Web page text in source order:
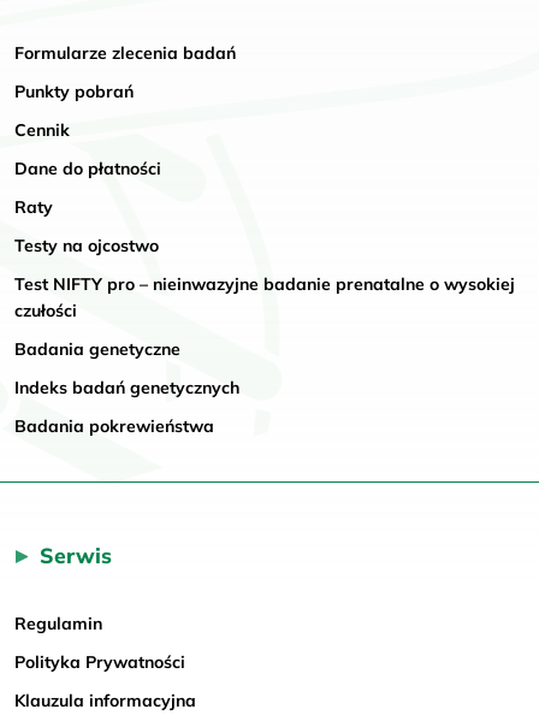
Formularze zlecenia badań
Punkty pobrań
Cennik
Dane do płatności
Raty
Testy na ojcostwo
Test NIFTY pro – nieinwazyjne badanie prenatalne o wysokiej
czułości
Badania genetyczne
Indeks badań genetycznych
Badania pokrewieństwa
Serwis
Regulamin
Polityka Prywatności
Klauzula informacyjna